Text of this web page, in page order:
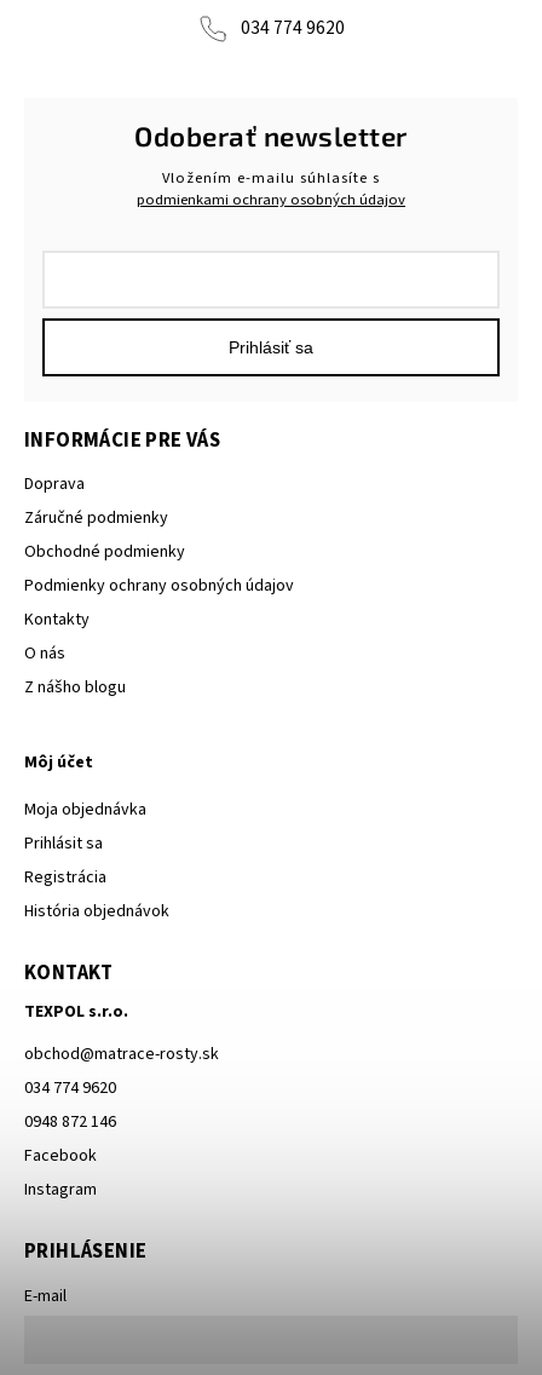
034 774 9620
Odoberať newsletter
Vložením e-mailu súhlasíte s
podmienkami ochrany osobných údajov
Prihlásiť sa
INFORMÁCIE PRE VÁS
Doprava
Záručné podmienky
Obchodné podmienky
Podmienky ochrany osobných údajov
Kontakty
O nás
Z nášho blogu
Môj účet
Moja objednávka
Prihlásit sa
Registrácia
História objednávok
KONTAKT
TEXPOL s.r.o.
obchod@matrace-rosty.sk
034 774 9620
0948 872 146
Facebook
Instagram
PRIHLÁSENIE
E-mail